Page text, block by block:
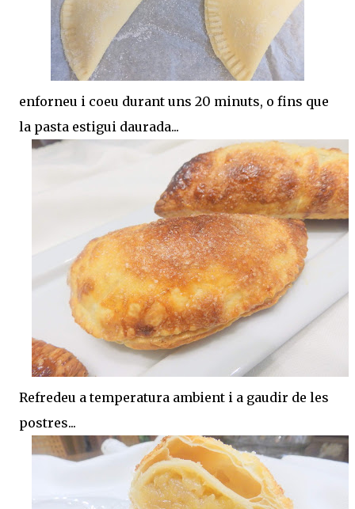
enforneu i coeu durant uns 20 minuts, o fins que
la pasta estigui daurada...
Refredeu a temperatura ambient i a gaudir de les
postres...